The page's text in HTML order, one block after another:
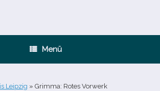
Menü
Leipzig » Grimma: Rotes Vorwerk